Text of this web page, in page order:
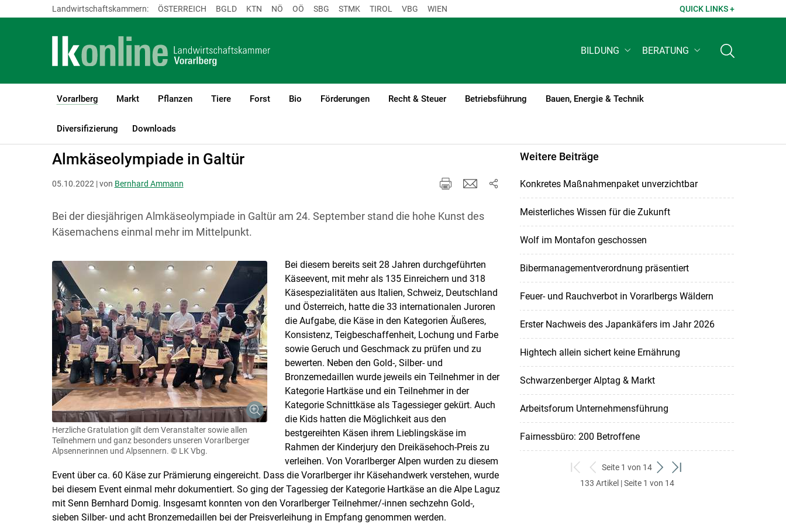
Skip to main content
Landwirtschaftskammern: ÖSTERREICH BGLD KTN NÖ OÖ SBG STMK TIROL VBG WIEN QUICK LINKS +
BILDUNG BERATUNG
Vorarlberg
(current)1
Markt Pflanzen Tiere Forst Bio Förderungen Recht & Steuer Betriebsführung Bauen, Energie & Technik
Diversifizierung Downloads
LK Vorarlberg Vorarlberg Aktuelles
Almkäseolympiade in Galtür
05.10.2022 | von Bernhard Ammann
Bei der diesjährigen Almkäseolympiade in Galtür am 24. September stand die hohe Kunst des
Käsemachens einmal mehr im Mittelpunkt.
Herzliche Gratulation gilt dem Veranstalter sowie allen
Teilnehmern und ganz besonders unseren Vorarlberger
Alpsennerinnen und Alpsennern. © LK Vbg.
Bei diesem bereits seit 28 Jahren durchgeführten
Käseevent, mit mehr als 135 Einreichern und 318
Käsespezialitäten aus Italien, Schweiz, Deutschland
und Österreich, hatte die 33 internationalen Juroren
die Aufgabe, die Käse in den Kategorien Äußeres,
Konsistenz, Teigbeschaffenheit, Lochung und Farbe
sowie Geruch und Geschmack zu prüfen und zu
bewerten. Neben den Gold-, Silber- und
Bronzemedaillen wurde jeweils ein Teilnehmer in der
Kategorie Hartkäse und ein Teilnehmer in der
Kategorie Schnittkäse als Tagessieger gekürt. Auch
die Kids hatten die Möglichkeit aus den
bestgereihten Käsen ihrem Lieblingskäse im
Rahmen der Kinderjury den Dreikäsehoch-Preis zu
verleihen. Von Vorarlberger Alpen wurden zu diesem
Event über ca. 60 Käse zur Prämierung eingereicht. Dass die Vorarlberger ihr Käsehandwerk verstehen, wurde
bei diesem Event einmal mehr dokumentiert. So ging der Tagessieg der Kategorie Hartkäse an die Alpe Laguz
mit Senn Bernhard Domig. Insgesamt konnten von den Vorarlberger Teilnehmer/-innen sechzehn Gold-,
sieben Silber- und acht Bronzemedaillen bei der Preisverleihung in Empfang genommen werden.
Weitere Beiträge
Konkretes Maßnahmenpaket unverzichtbar
Meisterliches Wissen für die Zukunft
Wolf im Montafon geschossen
Bibermanagementverordnung präsentiert
Feuer- und Rauchverbot in Vorarlbergs Wäldern
Erster Nachweis des Japankäfers im Jahr 2026
Hightech allein sichert keine Ernährung
Schwarzenberger Alptag & Markt
Arbeitsforum Unternehmensführung
Fairnessbüro: 200 Betroffene
zum
ersten
zurück
zum
Seite 1 von 14
weiter
zum
zum
133 Artikel | Seite 1 von 14